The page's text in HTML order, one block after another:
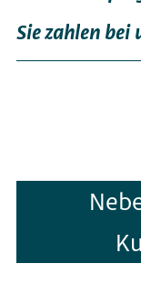
Sie zahlen bei